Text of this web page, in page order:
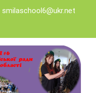
smilaschool6@ukr.net